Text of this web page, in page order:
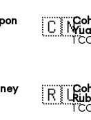
🇨🇳
1
🇷🇺
1